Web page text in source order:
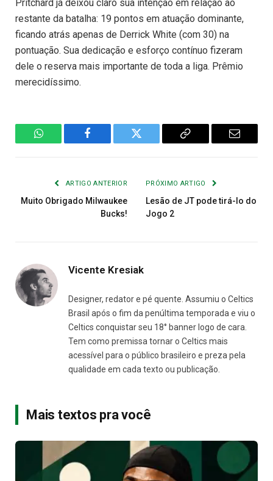
Pritchard já deixou claro sua intenção em relação ao
restante da batalha: 19 pontos em atuação dominante,
ficando atrás apenas de Derrick White (com 30) na
pontuação. Sua dedicação e esforço contínuo fizeram
dele o reserva mais importante de toda a liga. Prêmio
merecidíssimo.
WhatsAppFacebook Twitter
Copiar
E-
ARTIGO ANTERIOR
Muito Obrigado Milwaukee
Bucks!
PRÓXIMO ARTIGO
Lesão de JT pode tirá-lo do
Jogo 2
Vicente Kresiak
Designer, redator e pé quente. Assumiu o Celtics
Brasil após o fim da penúltima temporada e viu o
Celtics conquistar seu 18° banner logo de cara.
Tem como premissa tornar o Celtics mais
acessível para o público brasileiro e preza pela
qualidade em cada texto ou publicação.
Mais textos pra você